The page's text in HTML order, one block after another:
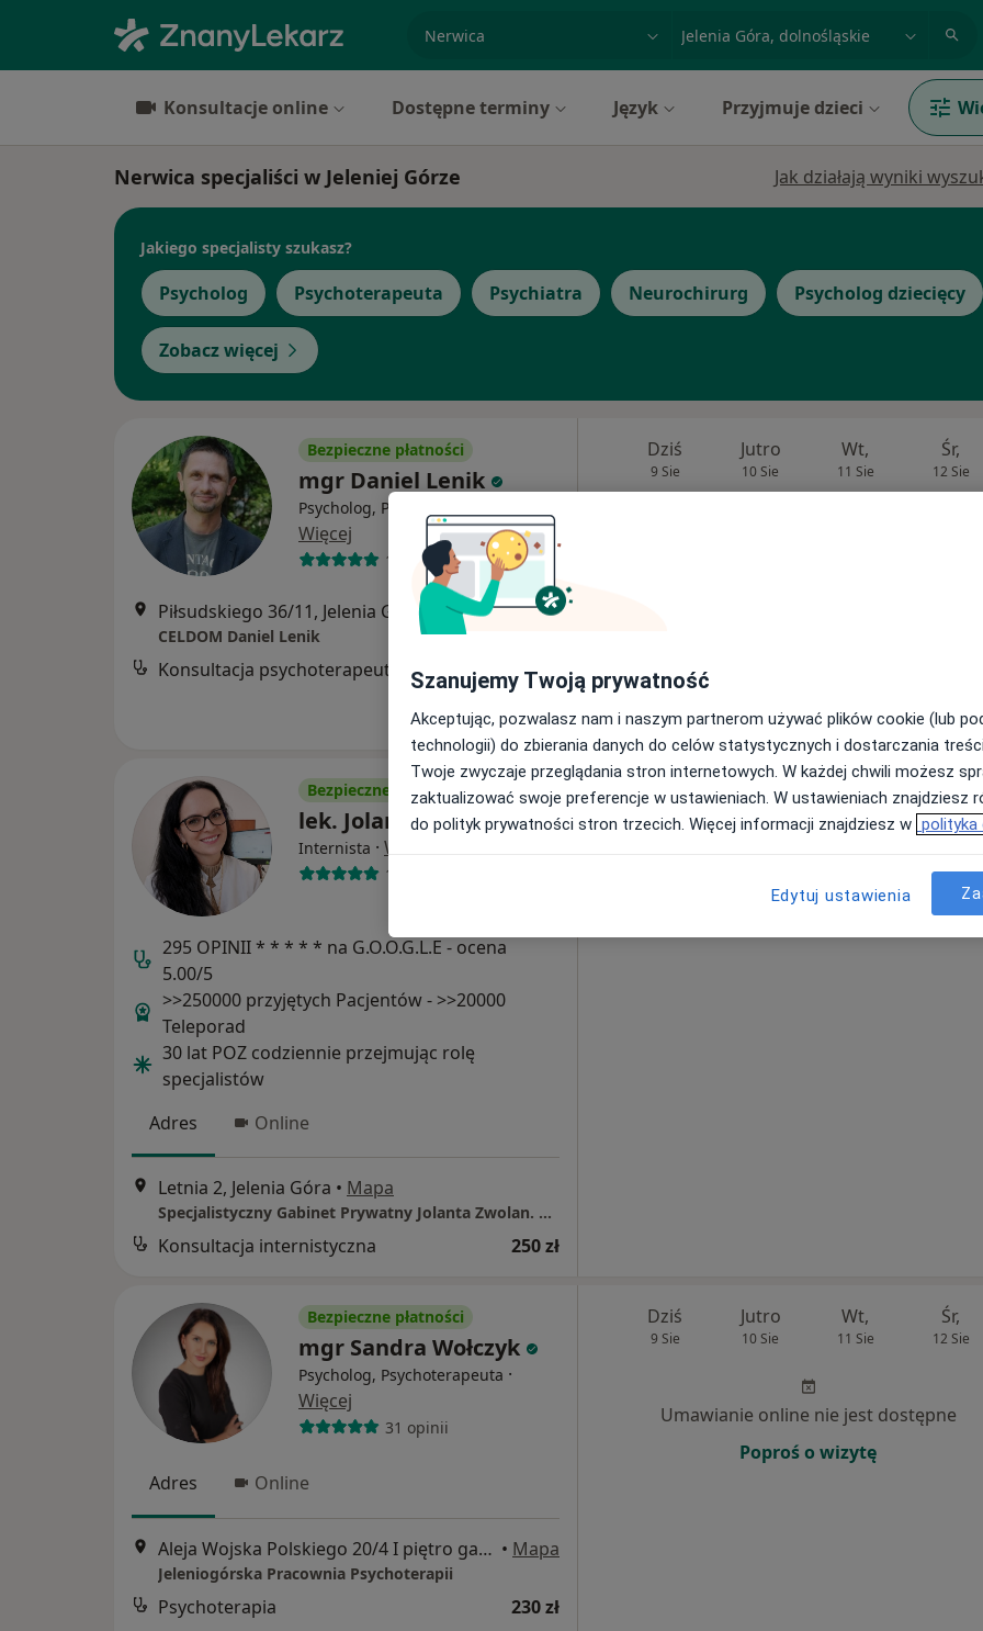
miasto lub dzielnica
Konsultacje online Dostępne terminy Język Przyjmuje dzieci
Nerwica specjaliści w Jeleniej Górze Jak działają wyniki
Jakiego specjalisty szukasz?
Psycholog Psychoterapeuta Psychiatra Neurochirurg Psycholog dziecięcy
Zobacz więcej
Bezpieczne płatności
mgr Daniel Lenik
Psycholog, Psychoterapeuta
Więcej
142 opinie
Piłsudskiego 36/11, Jelenia Góra Mapa
CELDOM Daniel Lenik
Konsultacja psychoterapeutyczna 200 zł
Dziś
9 Sie
Jutro
10 Sie
Wt,
11 Sie
Śr,
12 Sie
Bezpieczne płatności
lek. Jolanta Zwolan
Internista · Więcej
153 opinie
295 OPINII * * * * * na G.O.O.G.L.E - ocena
5.00/5
>>250000 przyjętych Pacjentów - >>20000
Teleporad
30 lat POZ codziennie przejmując rolę
specjalistów
Adres
Online
Letnia 2, Jelenia Góra • Mapa
Specjalistyczny Gabinet Prywatny Jolanta Zwolan. Przychodnia lekarska Medinap NZOZ "NA LETNIEJ” Jelenia Góra.
Konsultacja internistyczna 250 zł
Dziś Jutro Wt, Śr,
12 Sie
Umawianie online nie jest dostępne
Bezpieczne płatności
mgr Sandra Wołczyk
Psycholog, Psychoterapeuta ·
Więcej
31 opinii
Adres Online
Aleja Wojska Polskiego 20/4 I piętro gabinet 103, Jelenia Góra • Mapa
Jeleniogórska Pracownia Psychoterapii
Psychoterapia 230 zł
Dziś
9 Sie
Jutro
10 Sie
Wt,
11 Sie
Śr,
12 Sie
Umawianie online nie jest dostępne
Poproś o wizytę
Szanujemy Twoją prywatność
Akceptując, pozwalasz nam i naszym partnerom używać plików cookie (lub
technologii) do zbierania danych do celów statystycznych i dostarczania
Twoje zwyczaje przeglądania stron internetowych. W każdej chwili możesz
zaktualizować swoje preferencje w ustawieniach. W ustawieniach znajdziesz
do polityk prywatności stron trzecich. Więcej informacji znajdziesz w polityka
Edytuj ustawienia